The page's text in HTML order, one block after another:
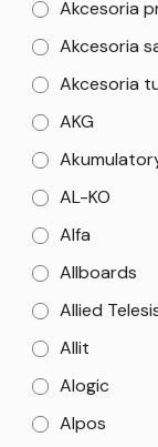
Akcesoria
Akcesoria
Akcesoria
AKG
AL-KO
Alfa
Allboards
Allied
Allit
Alogic
Alpos